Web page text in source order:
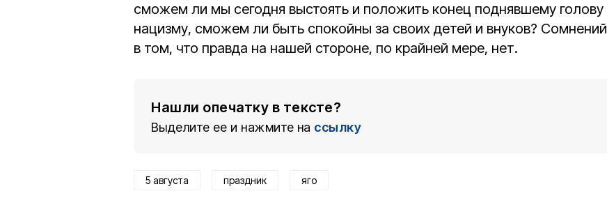
сможем ли мы сегодня выстоять и положить конец поднявшему голову
нацизму, сможем ли быть спокойны за своих детей и внуков? Сомнений
в том, что правда на нашей стороне, по крайней мере, нет.
Нашли опечатку в тексте?
Выделите ее и нажмите на ссылку
5 августа праздник яго